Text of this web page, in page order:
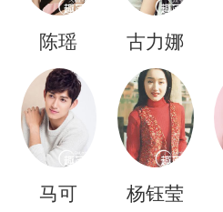
陈瑶 古力娜
扎
马可 杨钰莹